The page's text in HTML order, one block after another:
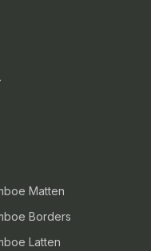
Matten
Borders
Latten